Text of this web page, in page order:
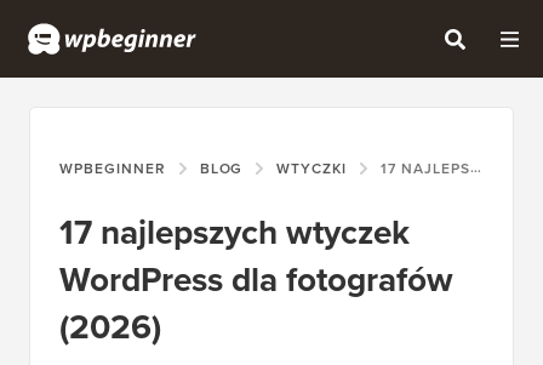
WPBEGINNER BLOG WTYCZKI 17 NAJLEPSZYCH WTYCZEK WORDPRESS DLA FOTOGRAFÓW (2026)
17 najlepszych wtyczek
WordPress dla fotografów
(2026)